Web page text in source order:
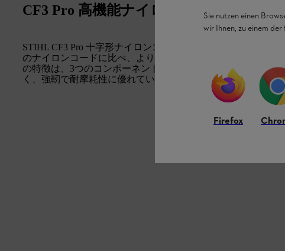
CF3 Pro 高機能ナイロンコード 補充用
STIHL CF3 Pro 十字形ナイロンコードは、最も厳しい要件を
のナイロンコードに比べ、より大きなパワーを伝達します。
の特徴は、3つのコンポーネントで構成されていることです。
く、強靭で耐摩耗性に優れています。また、ねじれ形状によ
Sie nutzen einen
wir Ihnen, zu einem
Firefox